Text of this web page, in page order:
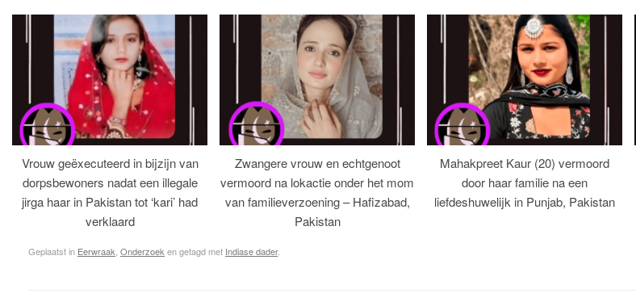
Vrouw geëxecuteerd in bijzijn van
dorpsbewoners nadat een illegale
jirga haar in Pakistan tot ‘kari’ had
verklaard
Zwangere vrouw en echtgenoot
vermoord na lokactie onder het mom
van familieverzoening – Hafizabad,
Pakistan
Mahakpreet Kaur (20) vermoord
door haar familie na een
liefdeshuwelijk in Punjab, Pakistan
Geplaatst in Eerwraak Onderzoek en getagd met Indiase dader.